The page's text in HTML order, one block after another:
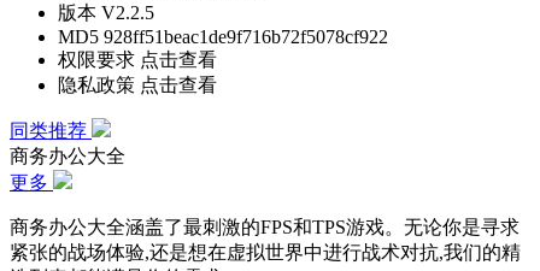
版本 V2.2.5
MD5 928ff51beac1de9f716b72f5078cf922
权限要求 点击查看
隐私政策 点击查看
同类推荐
商务办公大全
更多
商务办公大全涵盖了最刺激的FPS和TPS游戏。无论你是寻求
紧张的战场体验,还是想在虚拟世界中进行战术对抗,我们的精